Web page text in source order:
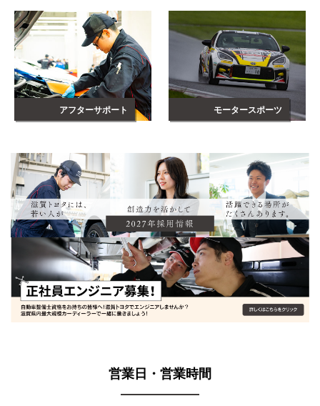
アフターサポート モータースポーツ
営業日・営業時間